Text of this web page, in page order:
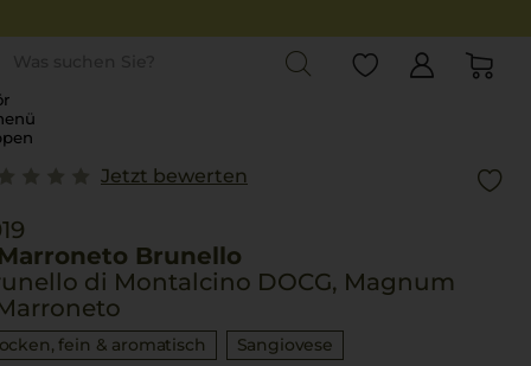
Jetzt bewerten
Brunello
di Montalcino DOCG, Magnum
fein & aromatisch
Sangiovese